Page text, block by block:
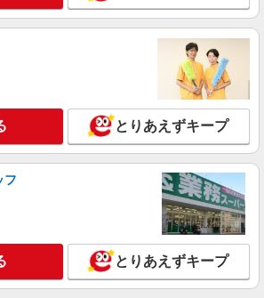
とりあえずキープ
フ
とりあえずキープ